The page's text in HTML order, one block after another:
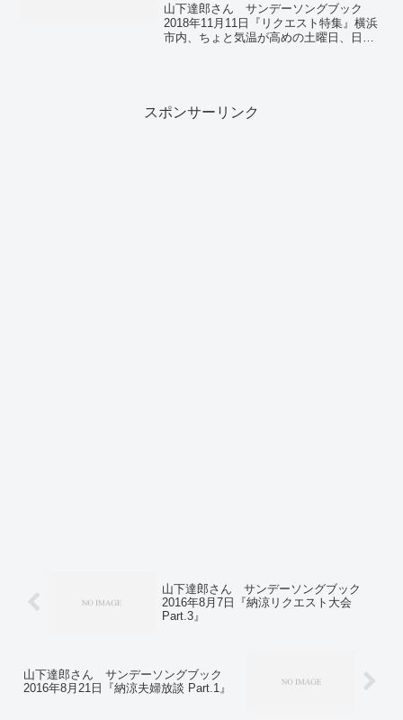
山下達郎さん サンデーソングブック
2018年11月11日『リクエスト特集』横浜
市内、ちょと気温が高めの土曜日、日曜
スポンサーリンク
山下達郎さん サンデーソングブック
2016年8月7日『納涼リクエスト大会
Part.3』
山下達郎さん サンデーソングブック
2016年8月21日『納涼夫婦放談 Part.1』